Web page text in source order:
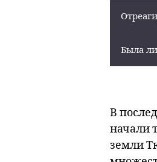
Была
В
начали
земли